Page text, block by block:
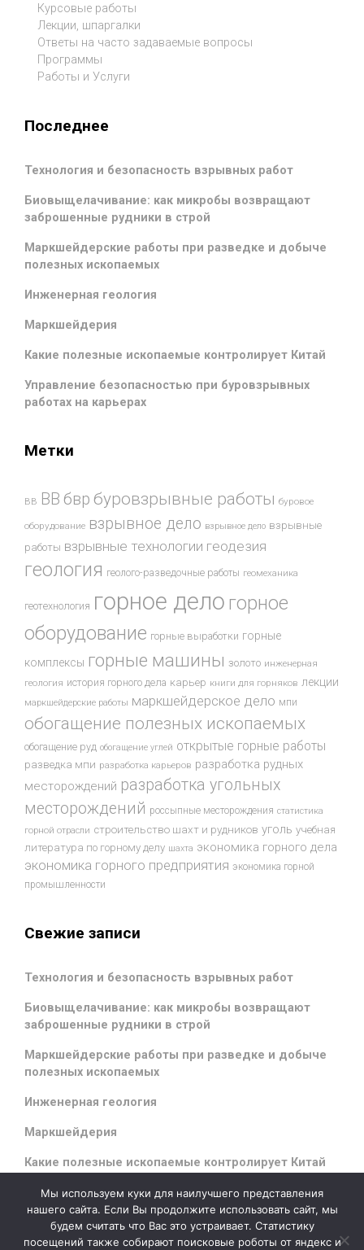
Курсовые работы
Лекции, шпаргалки
Ответы на часто задаваемые вопросы
Программы
Работы и Услуги
Последнее
Технология и безопасность взрывных работ
Биовыщелачивание: как микробы возвращают
заброшенные рудники в строй
Маркшейдерские работы при разведке и добыче
полезных ископаемых
Инженерная геология
Маркшейдерия
Какие полезные ископаемые контролирует Китай
Управление безопасностью при буровзрывных
работах на карьерах
Метки
ВВ ВВ бвр буровзрывные работы буровое
оборудование взрывное дело взрывное дело взрывные
работы взрывные технологии геодезия
геология геолого-разведочные работы геомеханика
геотехнология горное дело горное
оборудование горные выработки горные
комплексы горные машины золото инженерная
геология история горного дела карьер книги для горняков лекции
маркшейдерские работы маркшейдерское дело мпи
обогащение полезных ископаемых
обогащение руд обогащение углей открытые горные работы
разведка мпи разработка карьеров разработка рудных
месторождений разработка угольных
месторождений россыпные месторождения статистика
горной отрасли строительство шахт и рудников уголь учебная
литература по горному делу шахта экономика горного дела
экономика горного предприятия экономика горной
промышленности
Свежие записи
Технология и безопасность взрывных работ
Биовыщелачивание: как микробы возвращают
заброшенные рудники в строй
Маркшейдерские работы при разведке и добыче
полезных ископаемых
Инженерная геология
Маркшейдерия
Какие полезные ископаемые контролирует Китай
evolvetheme by Theme4Press - Powered by WordPress
Мы используем куки для наилучшего представления
нашего сайта. Если Вы продолжите использовать сайт, мы
будем считать что Вас это устраивает. Статистику
посещений также собирают поисковые роботы от яндекс и